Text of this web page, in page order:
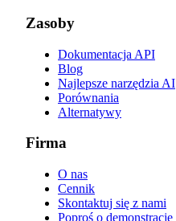
Zasoby
Dokumentacja API
Blog
Najlepsze narzędzia AI
Porównania
Alternatywy
Firma
O nas
Cennik
Skontaktuj się z nami
Poproś o demonstrację